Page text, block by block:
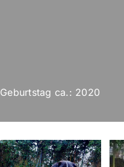
Geburtstag ca.: 2020